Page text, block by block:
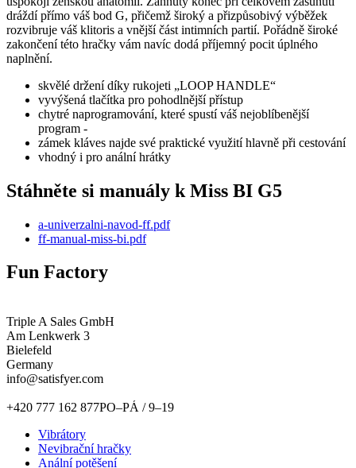
dráždí přímo váš bod G, přičemž široký a přizpůsobivý výběžek
rozvibruje váš klitoris a vnější část intimních partií. Pořádně široké
zakončení této hračky vám navíc dodá příjemný pocit úplného
naplnění.
skvělé držení díky rukojeti „LOOP HANDLE“
vyvýšená tlačítka pro pohodlnější přístup
chytré naprogramování, které spustí váš nejoblíbenější
program -
zámek kláves najde své praktické využití hlavně při cestování
vhodný i pro anální hrátky
Stáhněte si manuály k Miss BI G5
a-univerzalni-navod-ff.pdf
ff-manual-miss-bi.pdf
Fun Factory
Triple A Sales GmbH
Am Lenkwerk 3
Bielefeld
Germany
info@satisfyer.com
+420 777 162 877PO–PÁ / 9–19
Vibrátory
Nevibrační hračky
Anální potěšení